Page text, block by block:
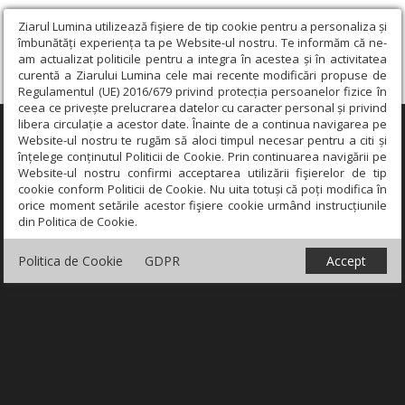
Ziarul Lumina utilizează fişiere de tip cookie pentru a personaliza și
îmbunătăți experiența ta pe Website-ul nostru. Te informăm că ne-
am actualizat politicile pentru a integra în acestea și în activitatea
curentă a Ziarului Lumina cele mai recente modificări propuse de
Regulamentul (UE) 2016/679 privind protecția persoanelor fizice în
ceea ce privește prelucrarea datelor cu caracter personal și privind
libera circulație a acestor date. Înainte de a continua navigarea pe
Website-ul nostru te rugăm să aloci timpul necesar pentru a citi și
înțelege conținutul Politicii de Cookie. Prin continuarea navigării pe
Website-ul nostru confirmi acceptarea utilizării fişierelor de tip
cookie conform Politicii de Cookie. Nu uita totuși că poți modifica în
orice moment setările acestor fişiere cookie urmând instrucțiunile
din Politica de Cookie.
Politica de Cookie GDPR Accept
×